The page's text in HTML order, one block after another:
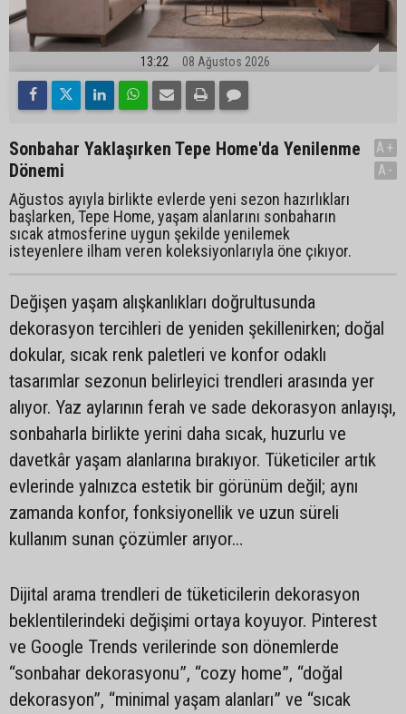
13:22 08 Ağustos 2026
Sonbahar Yaklaşırken Tepe Home'da Yenilenme
Dönemi
Ağustos ayıyla birlikte evlerde yeni sezon hazırlıkları
başlarken, Tepe Home, yaşam alanlarını sonbaharın
sıcak atmosferine uygun şekilde yenilemek
isteyenlere ilham veren koleksiyonlarıyla öne çıkıyor.
A+
A-
Değişen yaşam alışkanlıkları doğrultusunda
dekorasyon tercihleri de yeniden şekillenirken; doğal
dokular, sıcak renk paletleri ve konfor odaklı
tasarımlar sezonun belirleyici trendleri arasında yer
alıyor. Yaz aylarının ferah ve sade dekorasyon anlayışı,
sonbaharla birlikte yerini daha sıcak, huzurlu ve
davetkâr yaşam alanlarına bırakıyor. Tüketiciler artık
evlerinde yalnızca estetik bir görünüm değil; aynı
zamanda konfor, fonksiyonellik ve uzun süreli
kullanım sunan çözümler arıyor…
Dijital arama trendleri de tüketicilerin dekorasyon
beklentilerindeki değişimi ortaya koyuyor. Pinterest
ve Google Trends verilerinde son dönemlerde
“sonbahar dekorasyonu”, “cozy home”, “doğal
dekorasyon”, “minimal yaşam alanları” ve “sıcak